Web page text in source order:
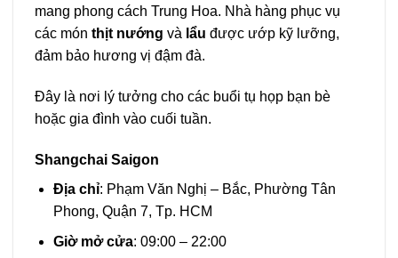
mang phong cách Trung Hoa. Nhà hàng phục vụ
các món thịt nướng và lẩu được ướp kỹ lưỡng,
đảm bảo hương vị đậm đà.
Đây là nơi lý tưởng cho các buổi tụ họp bạn bè
hoặc gia đình vào cuối tuần.
Shangchai Saigon
Địa chỉ: Phạm Văn Nghị – Bắc, Phường Tân
Phong, Quận 7, Tp. HCM
Giờ mở cửa: 09:00 – 22:00